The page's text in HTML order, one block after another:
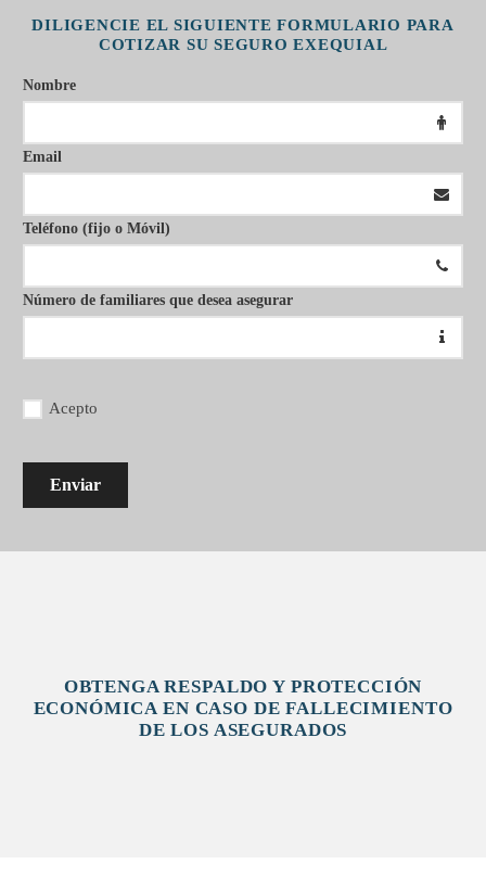
DILIGENCIE EL SIGUIENTE FORMULARIO PARA
COTIZAR SU SEGURO EXEQUIAL
Nombre
Email
Teléfono (fijo o Móvil)
Número de familiares que desea asegurar
Acepto
Enviar
OBTENGA RESPALDO Y PROTECCIÓN
ECONÓMICA EN CASO DE FALLECIMIENTO
DE LOS ASEGURADOS